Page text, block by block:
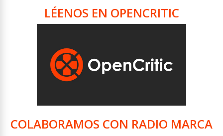
LÉENOS EN OPENCRITIC
COLABORAMOS CON RADIO MARCA